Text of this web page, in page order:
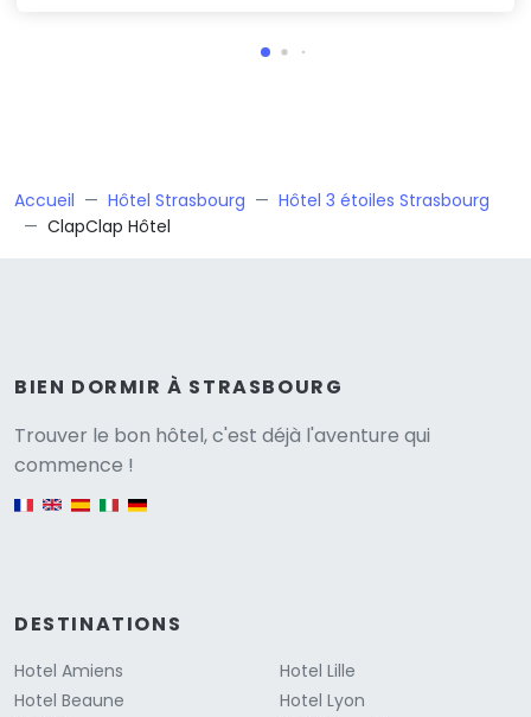
Accueil Hôtel Strasbourg
Hôtel 3 étoiles Strasbourg
ClapClap Hôtel
BIEN DORMIR À STRASBOURG
Trouver le bon hôtel, c'est déjà l'aventure qui
commence !
English version
DESTINATIONS
Hotel Amiens
Hotel Beaune
Hotel Lille
Hotel Lyon